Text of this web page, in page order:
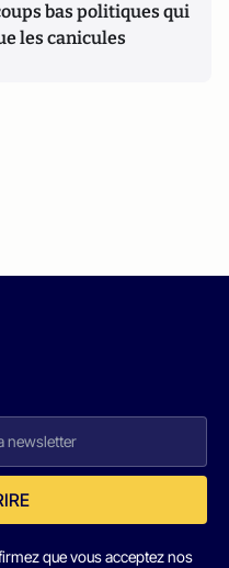
bas politiques qui
les canicules
que vous acceptez nos